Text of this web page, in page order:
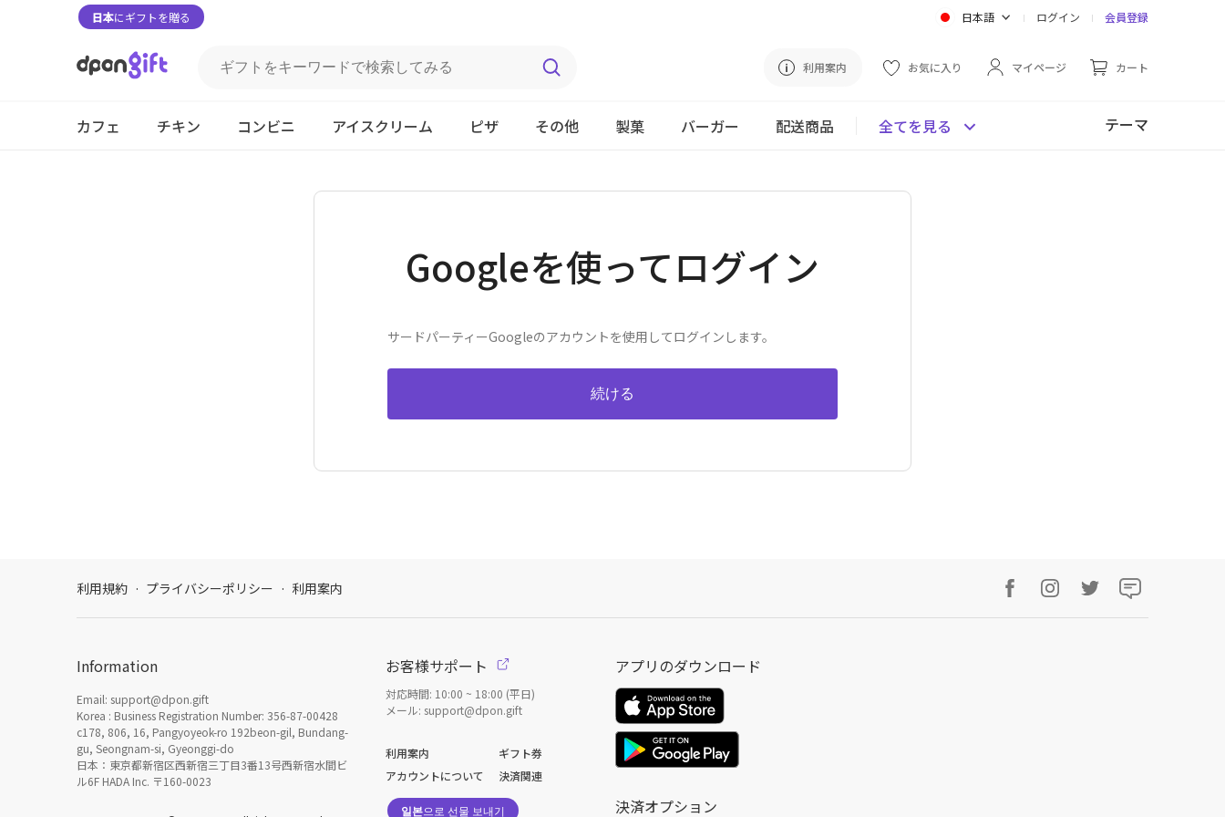
日本にギフトを贈る 日本語 ログイン 会員登録
利用案内 お気に入り マイページ カート
カフェ チキン コンビニ アイスクリーム ピザ その他 製菓 バーガー 配送商品 全てを見る テーマ
Googleを使ってログイン
サードパーティーGoogleのアカウントを使用してログインします。
利用規約 · プライバシーポリシー · 利用案内
Information
Email: support@dpon.gift
Korea : Business Registration Number: 356-87-00428
c178, 806, 16, Pangyoyeok-ro 192beon-gil, Bundang-
gu, Seongnam-si, Gyeonggi-do
日本：東京都新宿区西新宿三丁目3番13号西新宿水間ビ
ル6F HADA Inc. 〒160-0023
お客様サポート
対応時間: 10:00 ~ 18:00 (平日)
メール: support@dpon.gift
利用案内
ギフト券
アカウントについて
決済関連
일본으로 선물 보내기
アプリのダウンロード
決済オプション